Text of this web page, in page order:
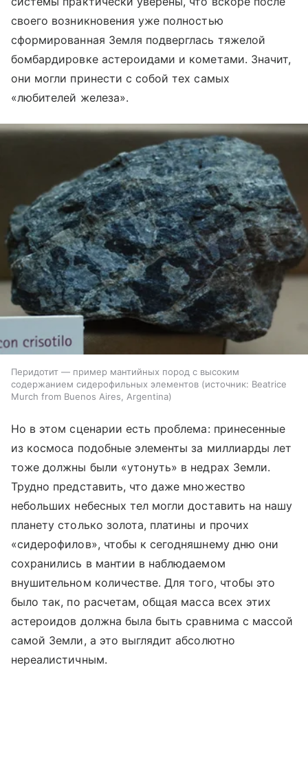
своего возникновения уже полностью
сформированная Земля подверглась тяжелой
бомбардировке астероидами и кометами. Значит,
они могли принести с собой тех самых
«любителей железа».
Перидотит — пример мантийных пород с высоким
содержанием сидерофильных элементов
источник: Beatrice
Murch from Buenos Aires, Argentina
Но в этом сценарии есть проблема: принесенные
из космоса подобные элементы за миллиарды лет
тоже должны были «утонуть» в недрах Земли.
Трудно представить, что даже множество
небольших небесных тел могли доставить на нашу
планету столько золота, платины и прочих
«сидерофилов», чтобы к сегодняшнему дню они
сохранились в мантии в наблюдаемом
внушительном количестве. Для того, чтобы это
было так, по расчетам, общая масса всех этих
астероидов должна была быть сравнима с массой
самой Земли, а это выглядит абсолютно
нереалистичным.